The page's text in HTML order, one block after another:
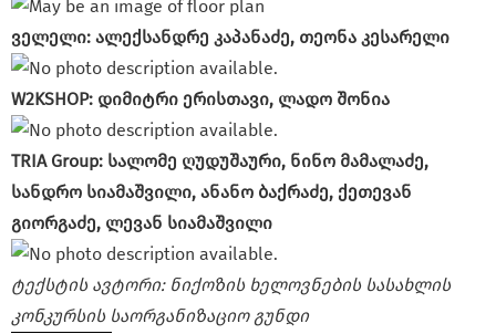
ველელი: ალექსანდრე კაპანაძე, თეონა კესარელი
W2KSHOP: დიმიტრი ერისთავი, ლადო შონია
TRIA Group: სალომე ღუდუშაური, ნინო მამალაძე,
სანდრო სიამაშვილი, ანანო ბაქრაძე, ქეთევან
გიორგაძე, ლევან სიამაშვილი
ტექსტის ავტორი: ნიქოზის ხელოვნების სასახლის
კონკურსის საორგანიზაციო გუნდი